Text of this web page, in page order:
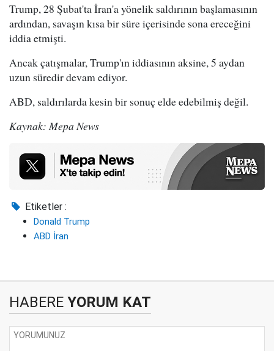
Trump, 28 Şubat'ta İran'a yönelik saldırının başlamasının
ardından, savaşın kısa bir süre içerisinde sona ereceğini
iddia etmişti.
Ancak çatışmalar, Trump'ın iddiasının aksine, 5 aydan
uzun süredir devam ediyor.
ABD, saldırılarda kesin bir sonuç elde edebilmiş değil.
Kaynak: Mepa News
Etiketler :
Donald Trump
ABD İran
HABERE YORUM KAT